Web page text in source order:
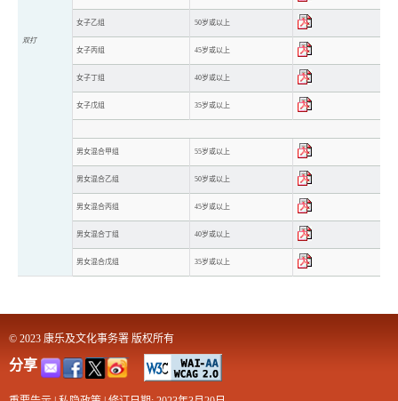
双打
女子乙组 50岁或以上
女子丙组 45岁或以上
女子丁组 40岁或以上
女子戊组 35岁或以上
男女混合甲组 55岁或以上
男女混合乙组 50岁或以上
男女混合丙组 45岁或以上
男女混合丁组 40岁或以上
男女混合戊组 35岁或以上
© 2023 康乐及文化事务署 版权所有
分享